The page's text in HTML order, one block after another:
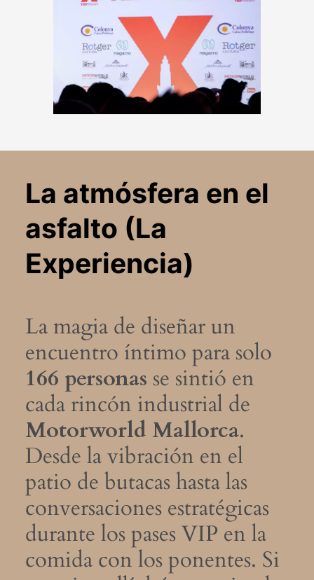
La atmósfera en el
asfalto (La
Experiencia)
La magia de diseñar un
encuentro íntimo para solo
166 personas se sintió en
cada rincón industrial de
Motorworld Mallorca.
Desde la vibración en el
patio de butacas hasta las
conversaciones estratégicas
durante los pases VIP en la
comida con los ponentes. Si